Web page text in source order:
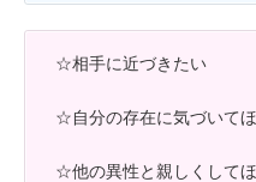
☆相手に近づきたい
☆自分の存在に気づいて
☆他の異性と親しくして